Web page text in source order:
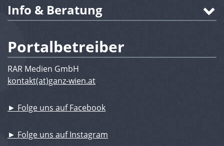
Info & Beratung
Portalbetreiber
RAR Medien GmbH
kontakt(at)ganz-wien.at
► Folge uns auf Facebook
► Folge uns auf Instagram